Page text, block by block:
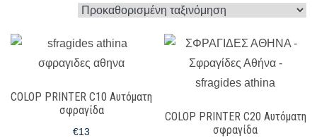
COLOP PRINTER C10 Αυτόματη
σφραγίδα
€13
COLOP PRINTER C20 Αυτόματη
σφραγίδα